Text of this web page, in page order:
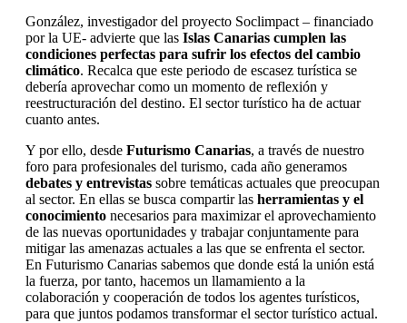
González, investigador del proyecto Soclimpact – financiado
por la UE- advierte que las Islas Canarias cumplen las
condiciones perfectas para sufrir los efectos del cambio
climático. Recalca que este periodo de escasez turística se
debería aprovechar como un momento de reflexión y
reestructuración del destino. El sector turístico ha de actuar
cuanto antes.
Y por ello, desde Futurismo Canarias, a través de nuestro
foro para profesionales del turismo, cada año generamos
debates y entrevistas sobre temáticas actuales que preocupan
al sector. En ellas se busca compartir las herramientas y el
conocimiento necesarios para maximizar el aprovechamiento
de las nuevas oportunidades y trabajar conjuntamente para
mitigar las amenazas actuales a las que se enfrenta el sector.
En Futurismo Canarias sabemos que donde está la unión está
la fuerza, por tanto, hacemos un llamamiento a la
colaboración y cooperación de todos los agentes turísticos,
para que juntos podamos transformar el sector turístico actual.